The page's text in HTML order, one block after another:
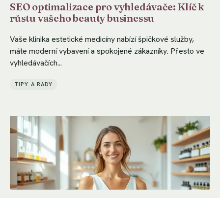
SEO optimalizace pro vyhledávače: Klíč k
růstu vašeho beauty businessu
Vaše klinika estetické medicíny nabízí špičkové služby,
máte moderní vybavení a spokojené zákazníky. Přesto ve
vyhledávačích...
TIPY A RADY